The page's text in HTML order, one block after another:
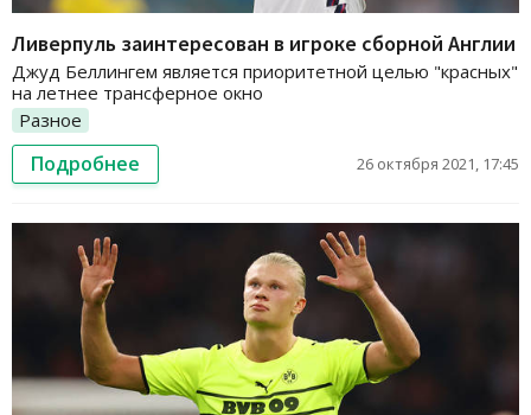
Ливерпуль заинтересован в игроке сборной Англии
Джуд Беллингем является приоритетной целью "красных"
на летнее трансферное окно
Разное
Подробнее 26 октября 2021, 17:45